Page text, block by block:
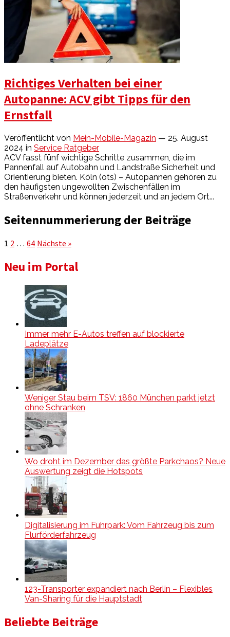
Richtiges Verhalten bei einer
Autopanne: ACV gibt Tipps für den
Ernstfall
Veröffentlicht von Mein-Mobile-Magazin — 25. August
2024 in Service Ratgeber
ACV fasst fünf wichtige Schritte zusammen, die im
Pannenfall auf Autobahn und Landstraße Sicherheit und
Orientierung bieten. Köln (ots) – Autopannen gehören zu
den häufigsten ungewollten Zwischenfällen im
Straßenverkehr und können jederzeit und an jedem Ort...
Seitennummerierung der Beiträge
1 2 … 64 Nächste »
Neu im Portal
Immer mehr E-Autos treffen auf blockierte
Ladeplätze
Weniger Stau beim TSV: 1860 München parkt jetzt
ohne Schranken
Wo droht im Dezember das größte Parkchaos? Neue
Auswertung zeigt die Hotspots
Digitalisierung im Fuhrpark: Vom Fahrzeug bis zum
Flurförderfahrzeug
123-Transporter expandiert nach Berlin – Flexibles
Van-Sharing für die Hauptstadt
Beliebte Beiträge